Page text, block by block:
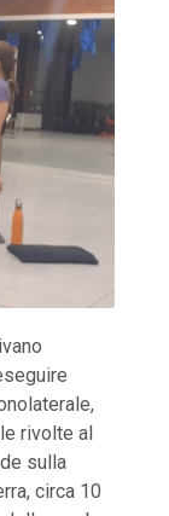
rivolte al
sulla
circa 10